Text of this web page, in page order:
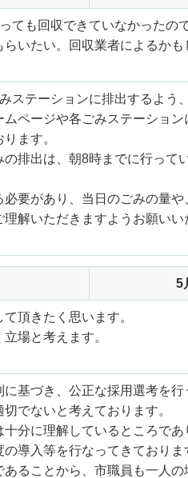
ても回収できていなかったの
いたい。回収業者によるか
ステーションに排出するよう
ページや各ごみステーショ
ます。
排出は、朝8時までに行って
要があり、当日のごみの量や
解いただきますようお願いい
5
頂きたく思います。
場と考えます。
基づき、公正な採用選考を
でないと考えております。
分に理解しているところで
導入等を行なってきておりま
ることから、市職員も一人